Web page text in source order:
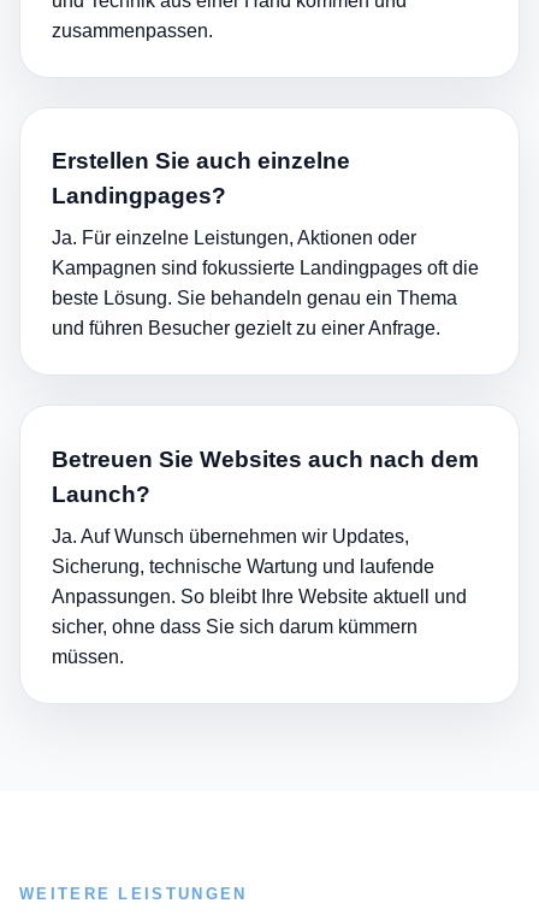
zusammenpassen.
Erstellen Sie auch einzelne
Landingpages?
Ja. Für einzelne Leistungen, Aktionen oder
Kampagnen sind fokussierte Landingpages oft die
beste Lösung. Sie behandeln genau ein Thema
und führen Besucher gezielt zu einer Anfrage.
Betreuen Sie Websites auch nach dem
Launch?
Ja. Auf Wunsch übernehmen wir Updates,
Sicherung, technische Wartung und laufende
Anpassungen. So bleibt Ihre Website aktuell und
sicher, ohne dass Sie sich darum kümmern
müssen.
WEITERE LEISTUNGEN